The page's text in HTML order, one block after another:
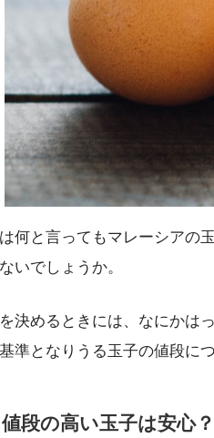
何と言ってもマレーシアの
いでしょうか。
決めるときには、なにかは
準となりうる玉子の値段に
値段の高い玉子は安心？